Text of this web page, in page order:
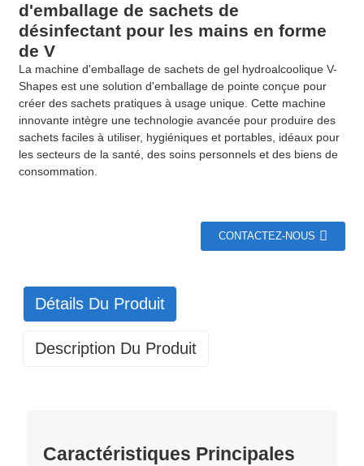
d'emballage de sachets de
désinfectant pour les mains en forme
de V
La machine d'emballage de sachets de gel hydroalcoolique V-
Shapes est une solution d'emballage de pointe conçue pour
créer des sachets pratiques à usage unique. Cette machine
innovante intègre une technologie avancée pour produire des
sachets faciles à utiliser, hygiéniques et portables, idéaux pour
les secteurs de la santé, des soins personnels et des biens de
consommation.
CONTACTEZ-NOUS
Détails Du Produit
Description Du Produit
Caractéristiques Principales